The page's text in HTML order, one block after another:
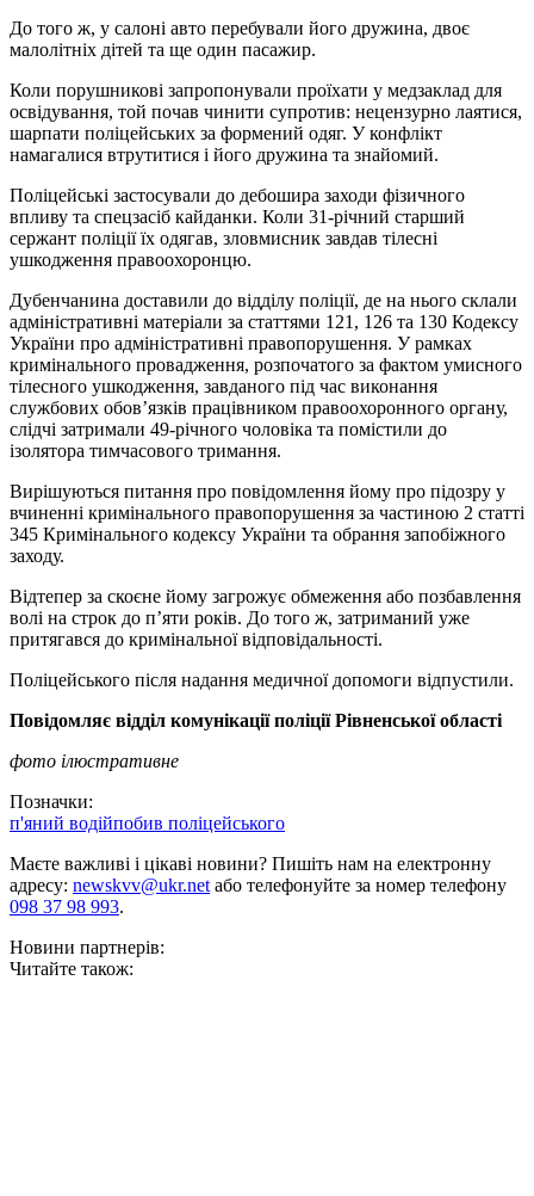
До того ж, у салоні авто перебували його дружина, двоє
малолітніх дітей та ще один пасажир.
Коли порушникові запропонували проїхати у медзаклад для
освідування, той почав чинити супротив: нецензурно лаятися,
шарпати поліцейських за формений одяг. У конфлікт
намагалися втрутитися і його дружина та знайомий.
Поліцейські застосували до дебошира заходи фізичного
впливу та спецзасіб кайданки. Коли 31-річний старший
сержант поліції їх одягав, зловмисник завдав тілесні
ушкодження правоохоронцю.
Дубенчанина доставили до відділу поліції, де на нього склали
адміністративні матеріали за статтями 121, 126 та 130 Кодексу
України про адміністративні правопорушення. У рамках
кримінального провадження, розпочатого за фактом умисного
тілесного ушкодження, завданого під час виконання
службових обов’язків працівником правоохоронного органу,
слідчі затримали 49-річного чоловіка та помістили до
ізолятора тимчасового тримання.
Вирішуються питання про повідомлення йому про підозру у
вчиненні кримінального правопорушення за частиною 2 статті
345 Кримінального кодексу України та обрання запобіжного
заходу.
Відтепер за скоєне йому загрожує обмеження або позбавлення
волі на строк до п’яти років. До того ж, затриманий уже
притягався до кримінальної відповідальності.
Поліцейського після надання медичної допомоги відпустили.
Повідомляє відділ комунікації поліції Рівненської області
фото ілюстративне
Позначки:
п'яний водійпобив поліцейського
Маєте важливі і цікаві новини? Пишіть нам на електронну
адресу: newskvv@ukr.netабо телефонуйте за номер телефону
098 37 98 993.
Новини партнерів:
Читайте також: